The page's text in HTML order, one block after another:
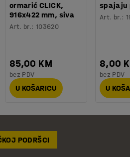
ormarić CLICK,
916x422 mm, siva
Art. br.: 103620
85,00 KM
bez PDV
U KOŠARICU
spajaju
Art. br.:
8,00
bez PDV
U
PODRŠCI